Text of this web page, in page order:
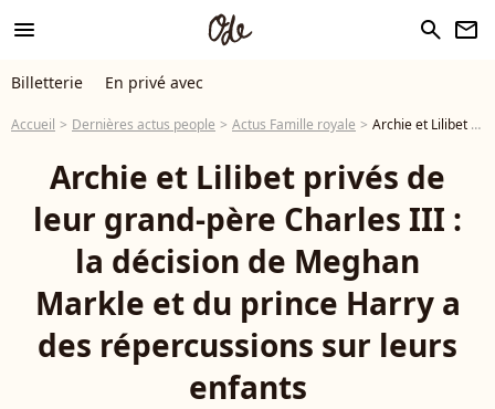
menu search newsletter
Billetterie En privé avec
Accueil Dernières actus people Actus Famille royale Archie et Lilibet privés de leur grand-père Charles III : la décision de Meghan Markle et du prince Harry a des répercussions sur leurs enfants
Archie et Lilibet privés de
leur grand-père Charles III :
la décision de Meghan
Markle et du prince Harry a
des répercussions sur leurs
enfants